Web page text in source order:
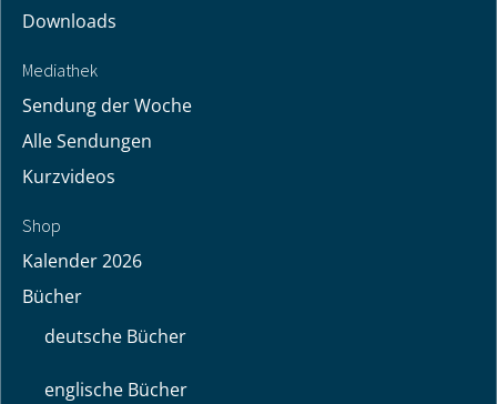
Downloads
Mediathek
Sendung der Woche
Alle Sendungen
Kurzvideos
Shop
Kalender 2026
Bücher
deutsche Bücher
englische Bücher